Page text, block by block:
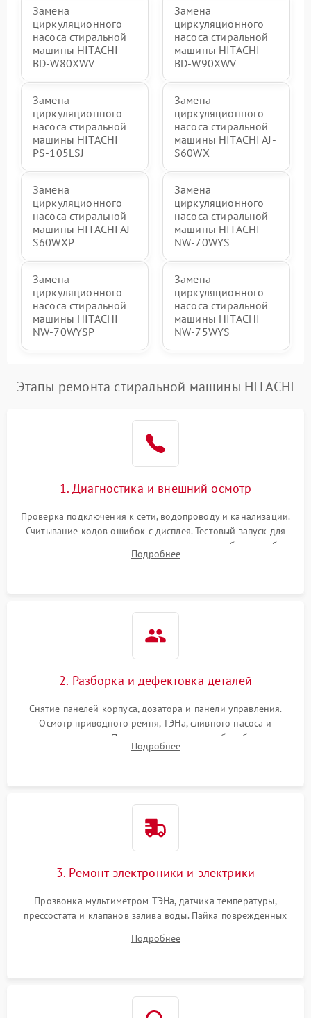
Замена
циркуляционного
насоса стиральной
машины HITACHI
BD-W80XWV
Замена
циркуляционного
насоса стиральной
машины HITACHI
BD-W90XWV
Замена
циркуляционного
насоса стиральной
машины HITACHI
PS-105LSJ
Замена
циркуляционного
насоса стиральной
машины HITACHI AJ-
S60WX
Замена
циркуляционного
насоса стиральной
машины HITACHI AJ-
S60WXP
Замена
циркуляционного
насоса стиральной
машины HITACHI
NW-70WYS
Замена
циркуляционного
насоса стиральной
машины HITACHI
NW-70WYSP
Замена
циркуляционного
насоса стиральной
машины HITACHI
NW-75WYS
Этапы ремонта стиральной машины HITACHI
1. Диагностика и внешний осмотр
Проверка подключения к сети, водопроводу и канализации.
Считывание кодов ошибок с дисплея. Тестовый запуск для
выявления посторонних шумов, протечек или сбоев в работе
электронного модуля управления.
Подробнее
2. Разборка и дефектовка деталей
Снятие панелей корпуса, дозатора и панели управления.
Осмотр приводного ремня, ТЭНа, сливного насоса и
амортизаторов. Проверка подшипников барабана и
крестовины на износ, а манжеты люка на разрывы.
Подробнее
3. Ремонт электроники и электрики
Прозвонка мультиметром ТЭНа, датчика температуры,
прессостата и клапанов залива воды. Пайка поврежденных
Восстановление целостности проводки и контактов.
Подробнее